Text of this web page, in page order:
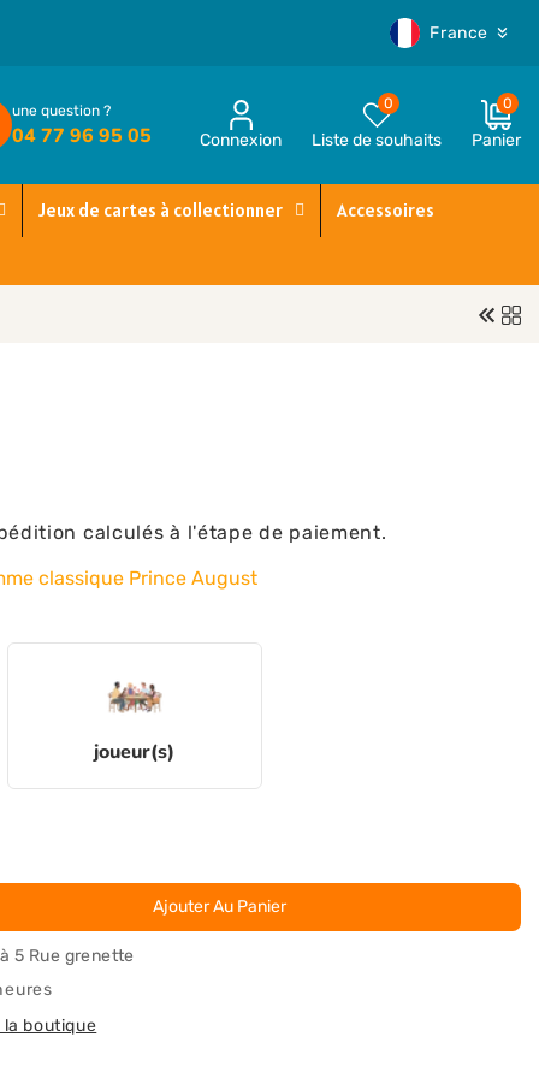
P
y
s
r
g
France
une question ?
04 77 96 95 05
Compte
Connexion
0
Liste de souhaits
0
0 article
Panier
EUR
Jeux de cartes à collectionner
Accessoires
calculés à l'étape de paiement.
classique Prince August
joueur(s)
Ajouter Au Panier
à5 Rue grenette
boutique